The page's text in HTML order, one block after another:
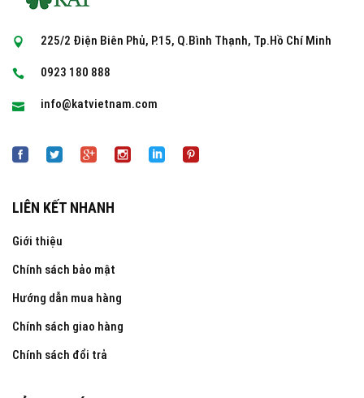
225/2 Điện Biên Phủ, P.15, Q.Bình Thạnh, Tp.Hồ Chí Minh
0923 180 888
info@katvietnam.com
LIÊN KẾT NHANH
Giới thiệu
Chính sách bảo mật
Hướng dẫn mua hàng
Chính sách giao hàng
Chính sách đổi trả